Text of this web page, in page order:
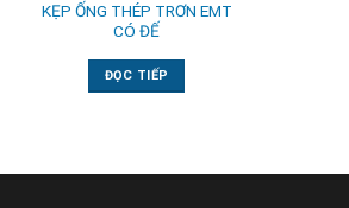
KẸP ỐNG THÉP TRƠN EMT
CÓ ĐẾ
ĐỌC TIẾP